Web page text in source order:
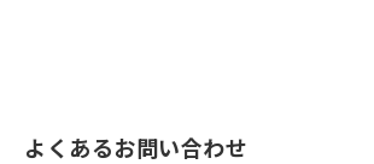
よくあるお問い合わせ